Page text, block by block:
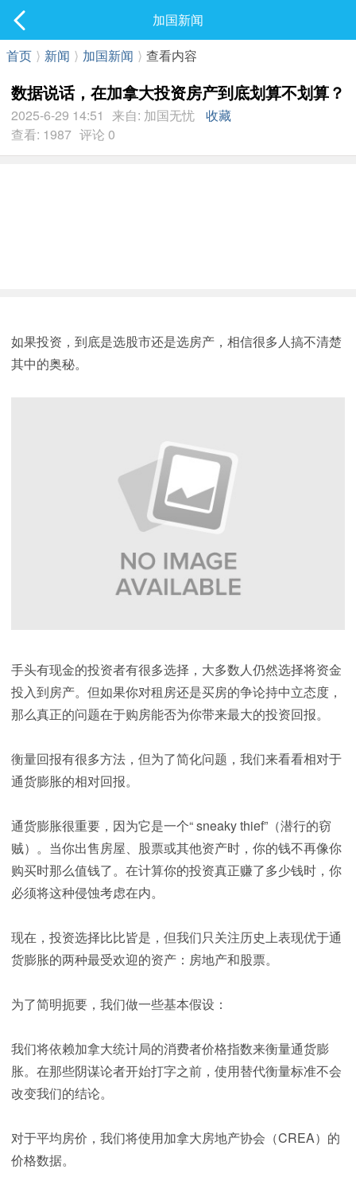
最新发表
加国新闻
首页 ⟩ 新闻 ⟩ 加国新闻 ⟩ 查看内容
数据说话，在加拿大投资房产到底划算不划算？
2025-6-29 14:51 来自: 加国无忧
收藏
查看: 1987 评论 0
如果投资，到底是选股市还是选房产，相信很多人搞不清楚
其中的奥秘。
手头有现金的投资者有很多选择，大多数人仍然选择将资金
投入到房产。但如果你对租房还是买房的争论持中立态度，
那么真正的问题在于购房能否为你带来最大的投资回报。
衡量回报有很多方法，但为了简化问题，我们来看看相对于
通货膨胀的相对回报。
通货膨胀很重要，因为它是一个“ sneaky thief”（潜行的窃
贼）。当你出售房屋、股票或其他资产时，你的钱不再像你
购买时那么值钱了。在计算你的投资真正赚了多少钱时，你
必须将这种侵蚀考虑在内。
现在，投资选择比比皆是，但我们只关注历史上表现优于通
货膨胀的两种最受欢迎的资产：房地产和股票。
为了简明扼要，我们做一些基本假设：
我们将依赖加拿大统计局的消费者价格指数来衡量通货膨
胀。在那些阴谋论者开始打字之前，使用替代衡量标准不会
改变我们的结论。
对于平均房价，我们将使用加拿大房地产协会（CREA）的
价格数据。